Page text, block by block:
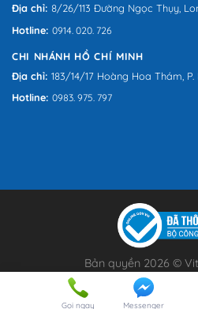
Địa chỉ: 8/26/113 Đường Ngọc Thụy,
Hotline: 0914. 020. 726
CHI NHÁNH HỒ CHÍ MINH
Địa chỉ: 183/14/17 Hoàng Hoa Thám,
Hotline: 0983. 975. 797
Bản quyền 2026 ©
text-
Gọi ngay Messenger